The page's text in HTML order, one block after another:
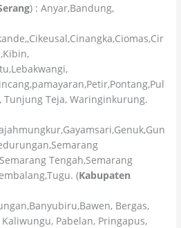
) : Anyar,Bandung,
Tunjung Teja, Waringinkurung.
Tengah,Semarang
(Kabupaten
Bergas,
Pabelan, Pringapus,